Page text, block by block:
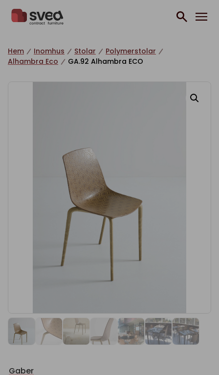
Hem Inomhus Stolar
Polymerstolar
Alhambra Eco
GA.92 Alhambra ECO
Gaber